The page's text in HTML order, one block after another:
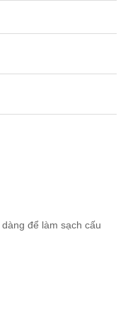
để làm sạch cấu